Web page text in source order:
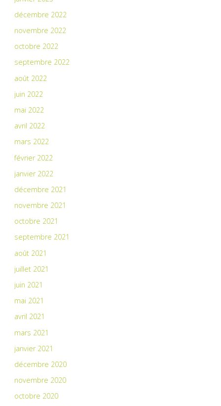
décembre 2022
novembre 2022
octobre 2022
septembre 2022
août 2022
juin 2022
mai 2022
avril 2022
mars 2022
février 2022
janvier 2022
décembre 2021
novembre 2021
octobre 2021
septembre 2021
août 2021
juillet 2021
juin 2021
mai 2021
avril 2021
mars 2021
janvier 2021
décembre 2020
novembre 2020
octobre 2020